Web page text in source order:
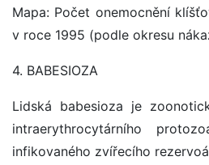
Mapa: Počet onemocnění
v roce 1995 (podle okresu
4. BABESIOZA
Lidská babesioza je
intraerythrocytárního
infikovaného zvířecího